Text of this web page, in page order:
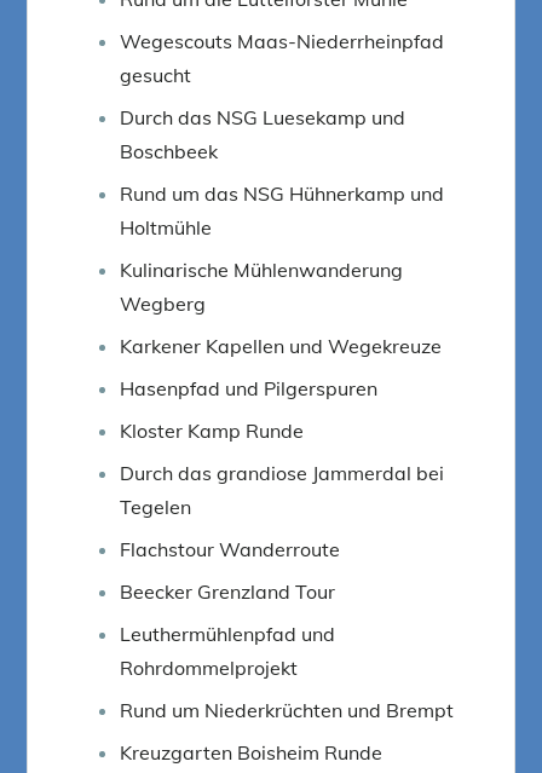
Wegescouts Maas-Niederrheinpfad
gesucht
Durch das NSG Luesekamp und
Boschbeek
Rund um das NSG Hühnerkamp und
Holtmühle
Kulinarische Mühlenwanderung
Wegberg
Karkener Kapellen und Wegekreuze
Hasenpfad und Pilgerspuren
Kloster Kamp Runde
Durch das grandiose Jammerdal bei
Tegelen
Flachstour Wanderroute
Beecker Grenzland Tour
Leuthermühlenpfad und
Rohrdommelprojekt
Rund um Niederkrüchten und Brempt
Kreuzgarten Boisheim Runde